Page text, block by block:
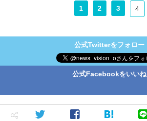
1 2 3 4
公式Twitterをフォロー
公式Facebookをいいね